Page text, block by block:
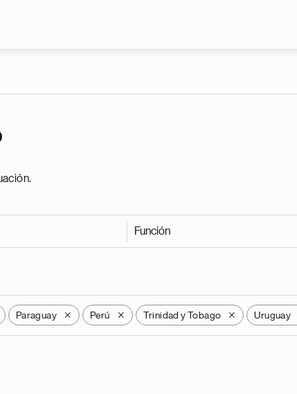
Función
Paraguay X Perú X Trinidad y Tobago X Uruguay